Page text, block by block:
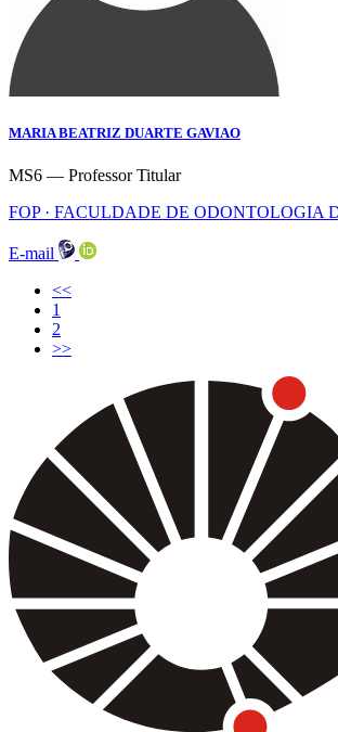
MARIA BEATRIZ DUARTE GAVIAO
MS6 — Professor Titular
FOP · FACULDADE DE ODONTOLOGIA
E-mail
<<
1
2
>>